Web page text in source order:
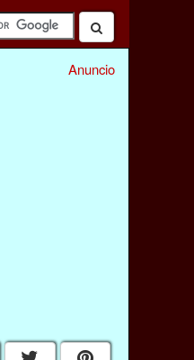
Anuncio